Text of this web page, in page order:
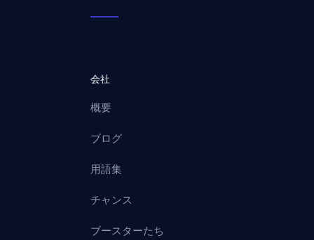
会社
概要
ブログ
用語集
チャンス
ブースターたち